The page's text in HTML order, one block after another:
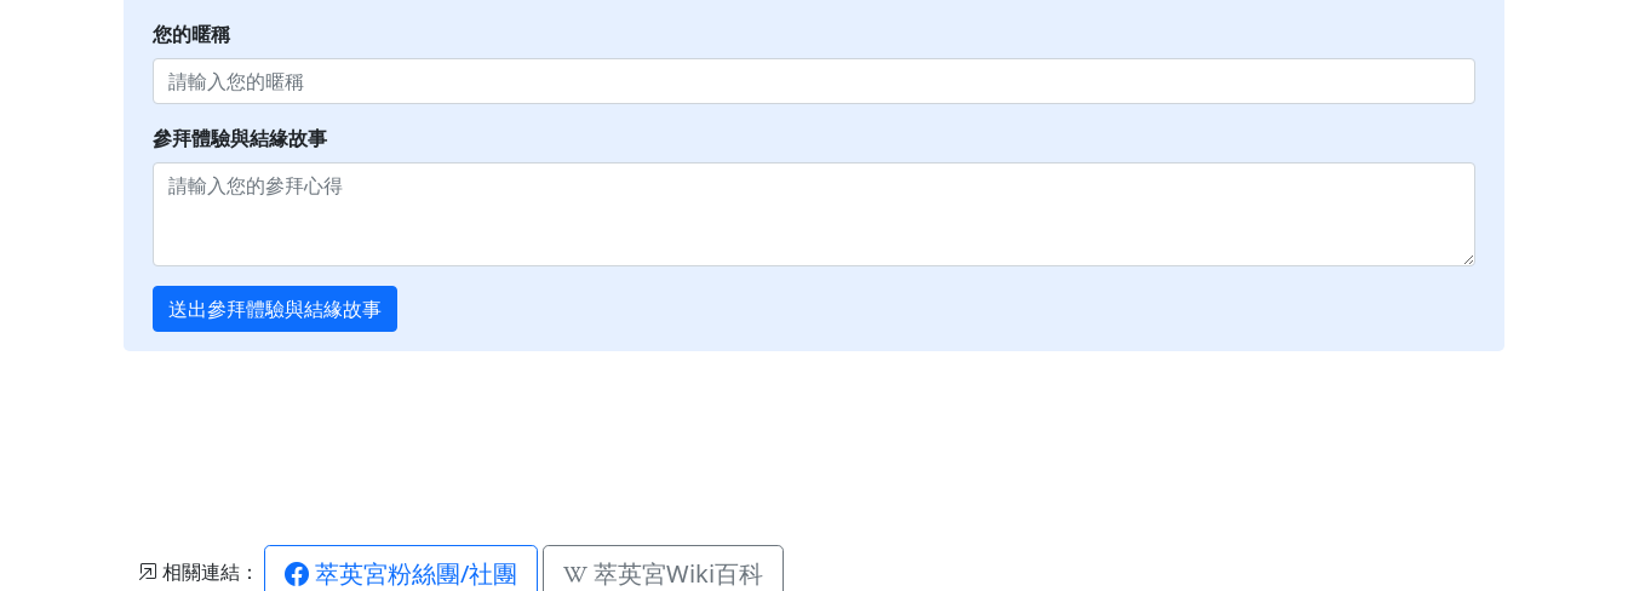
您的暱稱
參拜體驗與結緣故事
送出參拜體驗與結緣故事
相關連結： 萃英宮粉絲團/社團 萃英宮Wiki百科